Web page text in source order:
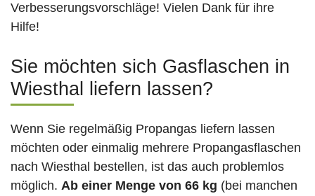
Verbesserungsvorschläge! Vielen Dank für ihre
Hilfe!
Sie möchten sich Gasflaschen in
Wiesthal liefern lassen?
Wenn Sie regelmäßig Propangas liefern lassen
möchten oder einmalig mehrere Propangasflaschen
nach Wiesthal bestellen, ist das auch problemlos
möglich. Ab einer Menge von 66 kg (bei manchen